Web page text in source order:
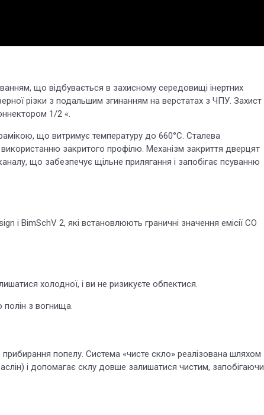
що відбувається в захисному середовищі інертних
різки з подальшим згинанням на верстатах з ЧПУ. Захист
1/2 «.
що витримує температуру до 660°С. Сталева
закритого профілю. Механізм закриття дверцят
що забезпечує щільне прилягання і запобігає псуванню
і BimSchV 2, які встановлюють граничні значення емісії СО
холодної, і ви не ризикуєте обпектися.
з вогнища.
попелу. Система «чисте скло» реалізована шляхом
і допомагає склу довше залишатися чистим, запобігаючи